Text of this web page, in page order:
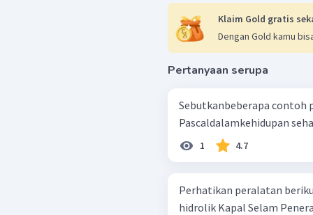
Klaim Gold gratis
Dengan Gold kamu
Pertanyaan serupa
Sebutkanbeberapa contoh
Pascaldalamkehidupan
1 4.7
Perhatikan peralatan berikut! Dongkrak hidrolik Balon udara
hidrolik Kapal Selam Penerapan hukum Pascal dalam kehidupan